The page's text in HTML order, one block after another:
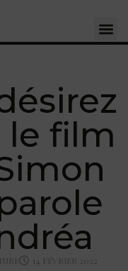
le film
14 FÉVRIER 2022